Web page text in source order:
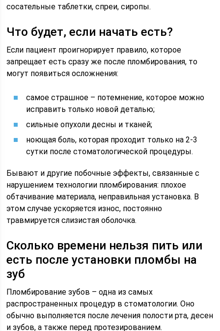
сосательные таблетки, спреи, сиропы.
Что будет, если начать есть?
Если пациент проигнорирует правило, которое
запрещает есть сразу же после пломбирования, то
могут появиться осложнения:
самое страшное – потемнение, которое можно
исправить только новой деталью;
сильные опухоли десны и тканей;
ноющая боль, которая проходит только на 2-3
сутки после стоматологической процедуры.
Бывают и другие побочные эффекты, связанные с
нарушением технологии пломбирования: плохое
обтачивание материала, неправильная установка. В
этом случае ускоряется износ, постоянно
травмируется слизистая оболочка.
Сколько времени нельзя пить или
есть после установки пломбы на
зуб
Пломбирование зубов – одна из самых
распространенных процедур в стоматологии. Оно
обычно выполняется после лечения полости рта, десен
и зубов, а также перед протезированием.